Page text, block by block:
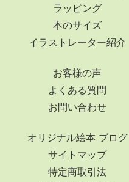
ラッピング
本のサイズ
イラストレーター紹介
お客様の声
よくある質問
お問い合わせ
オリジナル絵本 ブログ
サイトマップ
特定商取引法